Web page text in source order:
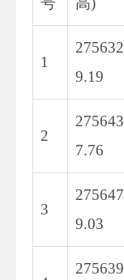
1
275632
9.19
2
275643
7.76
3
275647
9.03
275639